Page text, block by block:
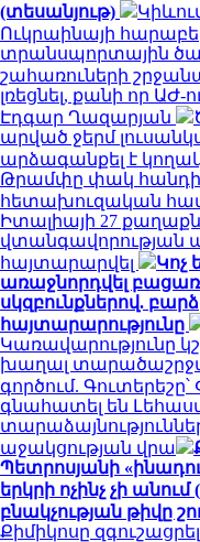
(տեսանյութ)
Ուկրաինայի
տրանսպորտային
շահառուների
լռեցնել, քանի որ ԱԺ-
Էդգար Ղազարյան
արված ջերմ
արձագանքել է
Թրամփը փակ
հետախուզական
Իտալիայի 27
վտանգավորության
հայտարարվել
Կոչ
առաջնորդվել
սկզբունքներով.
հայտարարությունը
Կառավարությունը
խաղալ
գործում.
գնահատել են
աջակցության վրա
Պետրոսյանի
երկրի ոչինչ չի
բնակչության թիվը
Քիմիկոսը